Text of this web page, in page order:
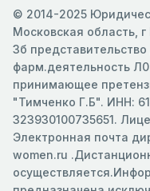
© 2014-2025
Московская область,
3б
фарм.деятельность
принимающее
"Тимченко Г.Б". ИНН:
323930100735651.
Электронная почта
women.ru